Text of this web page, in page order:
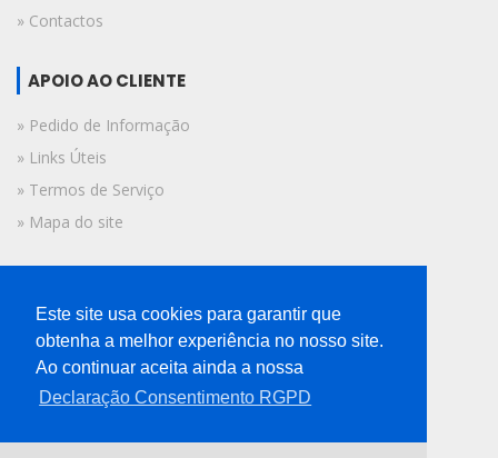
» Contactos
APOIO AO CLIENTE
» Pedido de Informação
» Links Úteis
» Termos de Serviço
» Mapa do site
© 2019 A Voz do Algarve.
Todos os direitos reservados.
Este site usa cookies para garantir que
obtenha a melhor experiência no nosso site.
Ao continuar aceita ainda a nossa
Declaração Consentimento RGPD